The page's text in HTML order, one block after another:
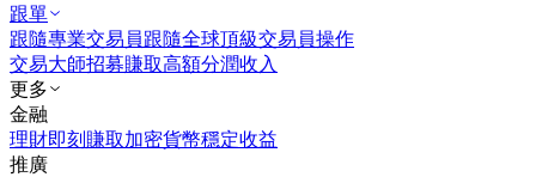
跟單
跟隨專業交易員跟隨全球頂級交易員操作
交易大師招募賺取高額分潤收入
更多
金融
理財即刻賺取加密貨幣穩定收益
推廣